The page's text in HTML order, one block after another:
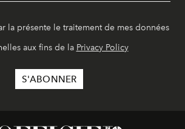
la présente le traitement de mes données
aux fins de la Privacy Policy